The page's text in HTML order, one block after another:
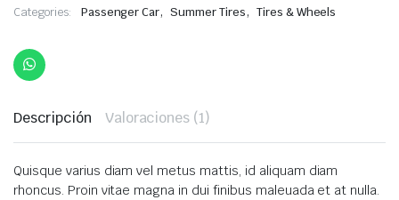
Categories: Passenger Car, Summer Tires, Tires & Wheels
Descripción Valoraciones (1)
Quisque varius diam vel metus mattis, id aliquam diam
rhoncus. Proin vitae magna in dui finibus maleuada et at nulla.